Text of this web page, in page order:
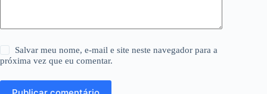
Salvar meu nome, e-mail e site neste navegador para a
próxima vez que eu comentar.